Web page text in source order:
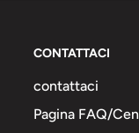
CONTATTACI
contattaci
Pagina FAQ/